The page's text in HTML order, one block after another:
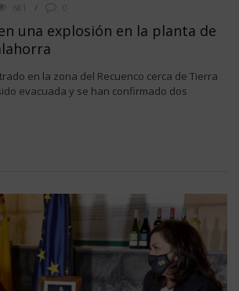
681
una explosión en la planta de
en la zona del Recuenco cerca de Tierra
evacuada y se han confirmado dos